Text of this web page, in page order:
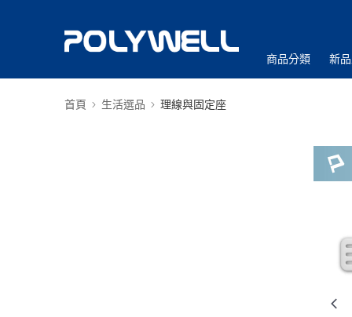
商品分類 新
首頁 生活選品 理線與固定座